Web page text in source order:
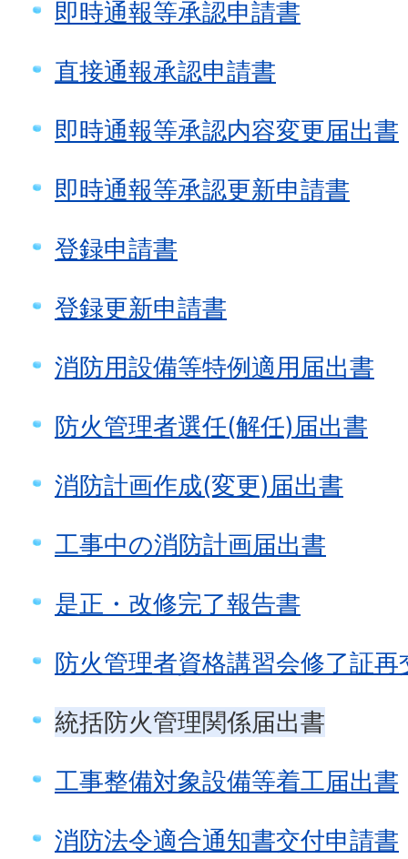
即時通報等承認申請書
直接通報承認申請書
即時通報等承認内容変更届出書
即時通報等承認更新申請書
登録申請書
登録更新申請書
消防用設備等特例適用届出書
防火管理者選任(解任)届出書
消防計画作成(変更)届出書
工事中の消防計画届出書
是正・改修完了報告書
防火管理者資格講習会修了証再
統括防火管理関係届出書
工事整備対象設備等着工届出書
消防法令適合通知書交付申請書